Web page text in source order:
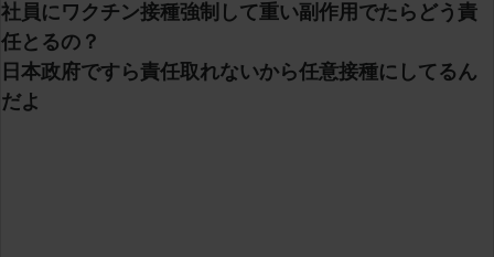
社員にワクチン接種強制して重い副作用でたらどう責
任とるの？
日本政府ですら責任取れないから任意接種にしてるん
だよ